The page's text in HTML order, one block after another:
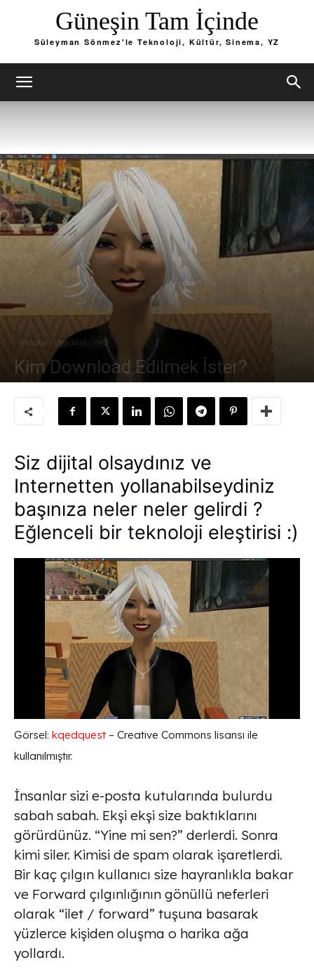
Güneşin Tam İçinde
Süleyman Sönmez'le Teknoloji, Kültür, Sinema, YZ
Teknoloji - Uygulama - Web
Kim Download Edilmek İster?
Siz dijital olsaydınız ve
Internetten yollanabilseydiniz
başınıza neler neler gelirdi ?
Eğlenceli bir teknoloji eleştirisi :)
Görsel: kqedquest – Creative Commons lisansı ile
kullanılmıştır.
İnsanlar sizi e-posta kutularında bulurdu
sabah sabah. Ekşi ekşi size baktıklarını
görürdünüz. “Yine mi sen?” derlerdi. Sonra
kimi siler. Kimisi de spam olarak işaretlerdi.
Bir kaç çılgın kullanıcı size hayranlıkla bakar
ve Forward çılgınlığının gönüllü neferleri
olarak “ilet / forward” tuşuna basarak
yüzlerce kişiden oluşma o harika ağa
yollardı.